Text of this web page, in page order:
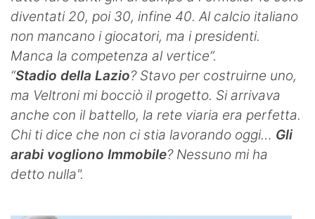
diventati 20, poi 30, infine 40. Al calcio italiano
non mancano i giocatori, ma i presidenti.
Manca la competenza al vertice”.
“Stadio della Lazio? Stavo per costruirne uno,
ma Veltroni mi bocciò il progetto. Si arrivava
anche con il battello, la rete viaria era perfetta.
Chi ti dice che non ci stia lavorando oggi… Gli
arabi vogliono Immobile? Nessuno mi ha
detto nulla".